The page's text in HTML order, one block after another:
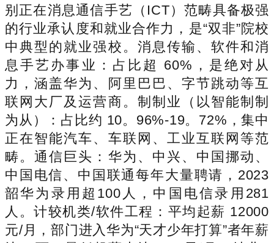
别正在消息通信手艺（ICT）范畴具备极强
的行业承认度和就业合作力，是“双非”院校
中典型的就业强校。消息传输、软件和消
息手艺办事业：占比超 60%，是绝对从
力，涵盖华为、阿里巴巴、字节跳动等互
联网大厂及运营商。制制业（以智能制制
为从）：占比约 10。96%-19。72%，集中
正在智能汽车、车联网、工业互联网等范
畴。通信巨头：华为、中兴、中国挪动、
中国电信、中国联通每年大量聘请，2023
韶华为录用超100人，中国电信录用281
人。计较机类/软件工程：平均起薪 12000
元/月，部门进入华为“天才少年打算”者年薪